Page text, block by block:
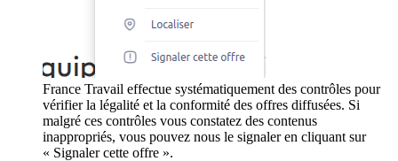
France Travail effectue systématiquement des contrôles pour
vérifier la légalité et la conformité des offres diffusées. Si
malgré ces contrôles vous constatez des contenus
inappropriés, vous pouvez nous le signaler en cliquant sur
« Signaler cette offre ».